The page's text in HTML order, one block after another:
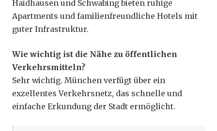
Haidhausen und Schwabing bieten ruhige
Apartments und familienfreundliche Hotels mit
guter Infrastruktur.
Wie wichtig ist die Nähe zu öffentlichen
Verkehrsmitteln?
Sehr wichtig. München verfügt über ein
exzellentes Verkehrsnetz, das schnelle und
einfache Erkundung der Stadt ermöglicht.